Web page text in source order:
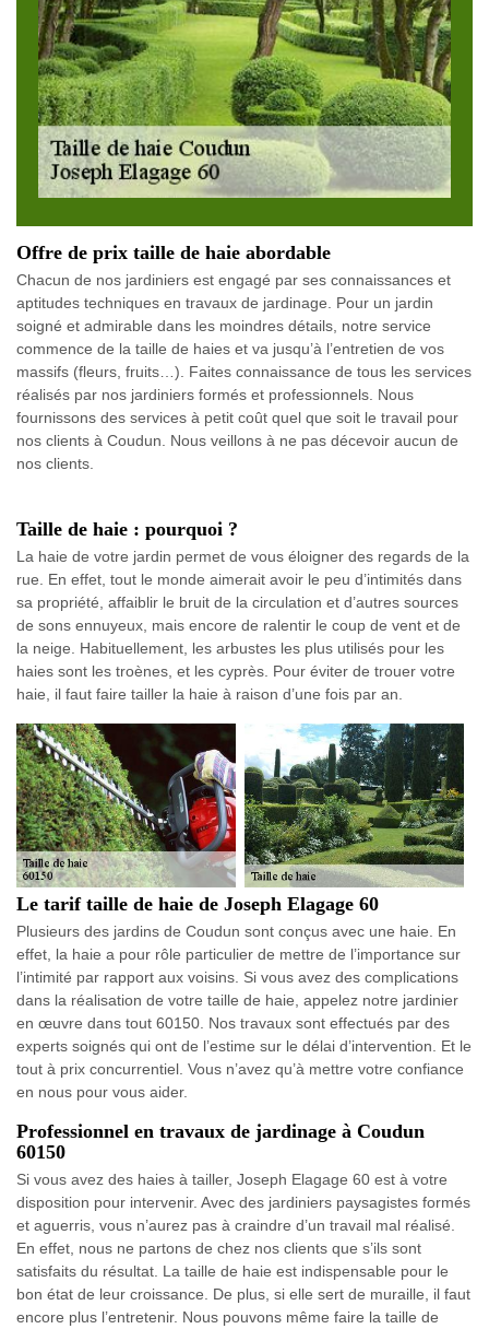
Offre de prix taille de haie abordable
Chacun de nos jardiniers est engagé par ses connaissances et
aptitudes techniques en travaux de jardinage. Pour un jardin
soigné et admirable dans les moindres détails, notre service
commence de la taille de haies et va jusqu’à l’entretien de vos
massifs (fleurs, fruits…). Faites connaissance de tous les services
réalisés par nos jardiniers formés et professionnels. Nous
fournissons des services à petit coût quel que soit le travail pour
nos clients à Coudun. Nous veillons à ne pas décevoir aucun de
nos clients.
Taille de haie : pourquoi ?
La haie de votre jardin permet de vous éloigner des regards de la
rue. En effet, tout le monde aimerait avoir le peu d’intimités dans
sa propriété, affaiblir le bruit de la circulation et d’autres sources
de sons ennuyeux, mais encore de ralentir le coup de vent et de
la neige. Habituellement, les arbustes les plus utilisés pour les
haies sont les troènes, et les cyprès. Pour éviter de trouer votre
haie, il faut faire tailler la haie à raison d’une fois par an.
Le tarif taille de haie de Joseph Elagage 60
Plusieurs des jardins de Coudun sont conçus avec une haie. En
effet, la haie a pour rôle particulier de mettre de l’importance sur
l’intimité par rapport aux voisins. Si vous avez des complications
dans la réalisation de votre taille de haie, appelez notre jardinier
en œuvre dans tout 60150. Nos travaux sont effectués par des
experts soignés qui ont de l’estime sur le délai d’intervention. Et le
tout à prix concurrentiel. Vous n’avez qu’à mettre votre confiance
en nous pour vous aider.
Professionnel en travaux de jardinage à Coudun
60150
Si vous avez des haies à tailler, Joseph Elagage 60 est à votre
disposition pour intervenir. Avec des jardiniers paysagistes formés
et aguerris, vous n’aurez pas à craindre d’un travail mal réalisé.
En effet, nous ne partons de chez nos clients que s’ils sont
satisfaits du résultat. La taille de haie est indispensable pour le
bon état de leur croissance. De plus, si elle sert de muraille, il faut
encore plus l’entretenir. Nous pouvons même faire la taille de